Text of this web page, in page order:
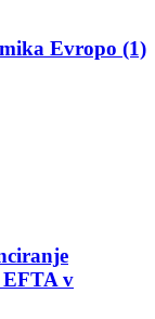
Evropo (1)
v